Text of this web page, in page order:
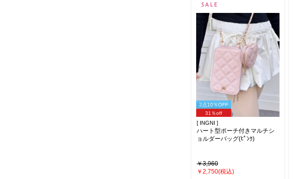
2点10％OFF
31％off
[ INGNI ]
ハート型ポーチ付きマルチシ
ョルダーバッグ(ﾋﾟﾝｸ)
￥3,960
￥2,750(税込)